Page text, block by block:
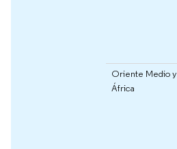
Oriente Medio y
África